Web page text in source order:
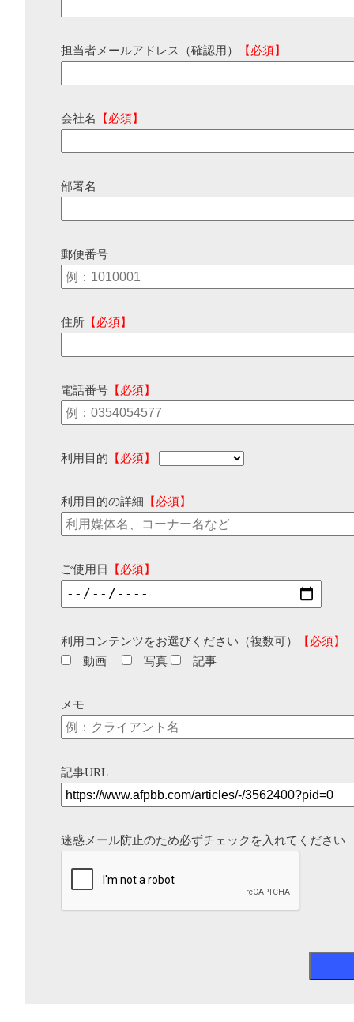
担当者メールアドレス（確認用） 【必須】
会社名 【必須】
部署名
郵便番号
住所 【必須】
電話番号 【必須】
利用目的 【必須】
利用目的の詳細 【必須】
ご使用日 【必須】
利用コンテンツをお選びください（複数可）
【必須】
動画
写真 記事
メモ
記事URL
迷惑メール防止のため必ずチェックを入れてください